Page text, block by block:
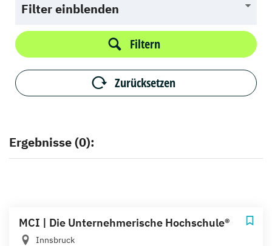
Filter einblenden
Filtern
Zurücksetzen
Ergebnisse (0):
MCI | Die Unternehmerische Hochschule®
Innsbruck